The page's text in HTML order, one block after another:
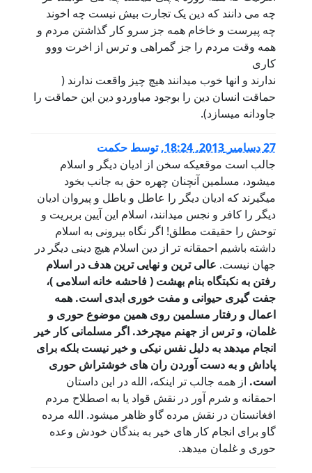
چه می دانند که دین یک تجارت بیش نیست چه اخوند
چه پیرست و خاخام همه جز سرو کار گذاشتن مردم و
همه وقت مردم را جز گمراهی و ترس از اخرت ووو
کاری
ندارند و انها خوب میدانند هیچ چیز واقعت ندارند (
حماقت انسان دین را بوجود میاوردو دین این حماقت را
جاودانه میسازد).
27 دسامبر 2013, 18:24 ,توسط حکمت
جالب است موقعیکه سخن از ادیان دیگر و اسلام
میشود، مسلمین آنچنان چهره حق به جانب بخود
میگیرند که ادیان دیگر را عاطل و باطل و پیروان ادیان
دیگر را کافر و نجس میدانند، اسلام این آیین بربریت و
توحش را حقیقت مطلق! اگر نگاه بیرونی به اسلام
داشته باشیم احمقانه تر از دین اسلام هیچ دینی دیگر در
جهان نیست. عالی ترین و نهایی ترین هدف در اسلام
رفتن به نکبتگاه بنام بهشت ( فاحشه خانه اسلامی )،
جفت گیری حیوانی و مفت خوری ابدی است. همه
اعمال و رفتار مسلمین روی همین موضوع حوری و
غلمان، و ترس از جهنم میچرخد. اگر مسلمانی کار خیر
انجام میدهد به دلیل نفس نیکی و خیر نیست بلکه برای
پاداش و به دست آوردن ران های خوشتراش حوری
است. از همه جالب تر اینکه، الله در این داستان
احمقانه و شرم آور در نقش قواد یا به اصطلاح مردم
افغانستان در نقش مرده گاو ظاهر میشود. الله مرده
گاو برای انجام کار های خیر به بندگان خودش وعده
حوری و غلمان میدهد.